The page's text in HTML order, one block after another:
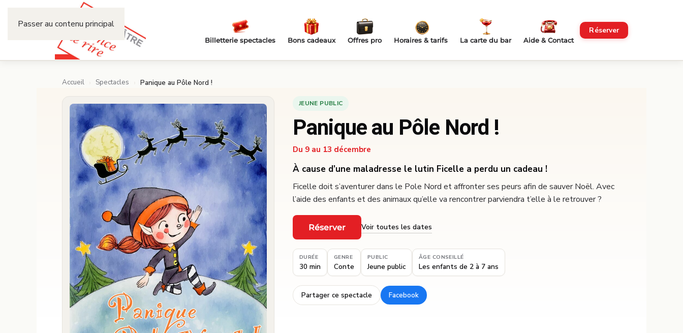
Passer au contenu principal
Billetterie spectacles Bons cadeaux Offres pro Horaires & tarifs La carte du bar Aide & Contact
Réserver
Accueil Spectacles Panique au Pôle Nord !
JEUNE PUBLIC
Panique au Pôle Nord !
Du 9 au 13 décembre
À cause d’une maladresse le lutin Ficelle a perdu un cadeau !
Ficelle doit s’aventurer dans le Pole Nord et affronter ses peurs afin de sauver Noël. Avec
l’aide des enfants et des animaux qu’elle va rencontrer parviendra t’elle à le retrouver ?
Réserver
·
Voir toutes les dates
DURÉE
30 min
GENRE
Conte
PUBLIC
Jeune public
ÂGE CONSEILLÉ
Les enfants de 2 à 7 ans
Partager ce spectacle
·
Facebook